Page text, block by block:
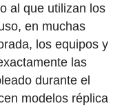
al que utilizan los
en muchas
los equipos y
las
durante el
modelos réplica